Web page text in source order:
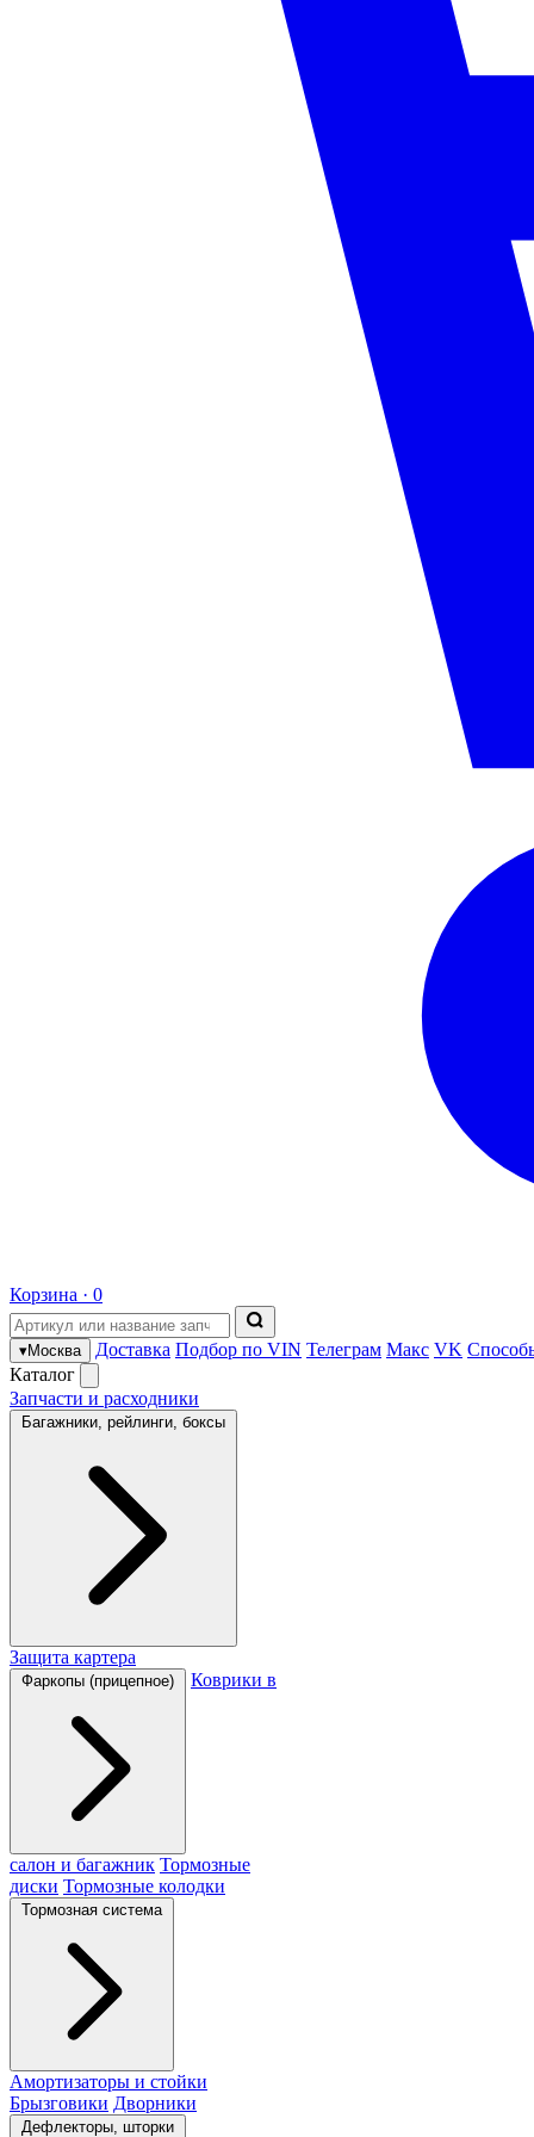
Корзина · 0
▾Москва Доставка Подбор по VIN Телеграм Макс VK
Каталог
Запчасти и расходники
Багажники, рейлинги, боксы
Защита картера
Фаркопы (прицепное) Коврики в
салон и багажник Тормозные
диски Тормозные колодки
Тормозная система
Амортизаторы и стойки
Брызговики Дворники
Дефлекторы, шторки